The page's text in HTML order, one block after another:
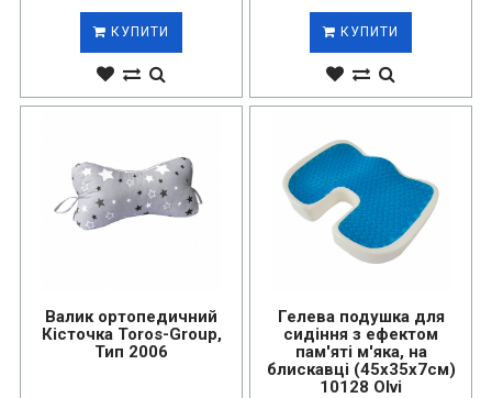
КУПИТИ КУПИТИ
Валик ортопедичний
Кісточка Toros-Group,
Тип 2006
Гелева подушка для
сидіння з ефектом
пам'яті м'яка, на
блискавці (45х35х7см)
10128 Olvi